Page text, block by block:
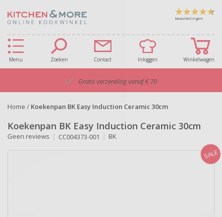
beoordelingen
Menu Zoeken Contact Inloggen Winkelwagen
Gratis verzending vanaf € 70
Home / Koekenpan BK Easy Induction Ceramic 30cm
Koekenpan BK Easy Induction Ceramic 30cm
Geen reviews CC004373-001 BK
SALE